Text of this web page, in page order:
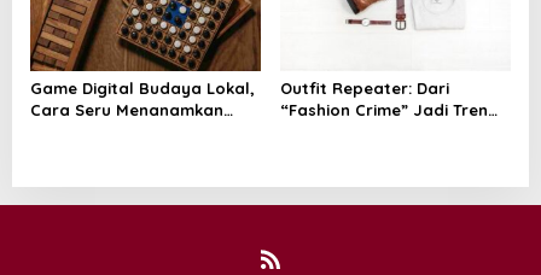
Game Digital Budaya Lokal,
Cara Seru Menanamkan
Outfit Repeater: Dari
“Fashion Crime” Jadi Tren